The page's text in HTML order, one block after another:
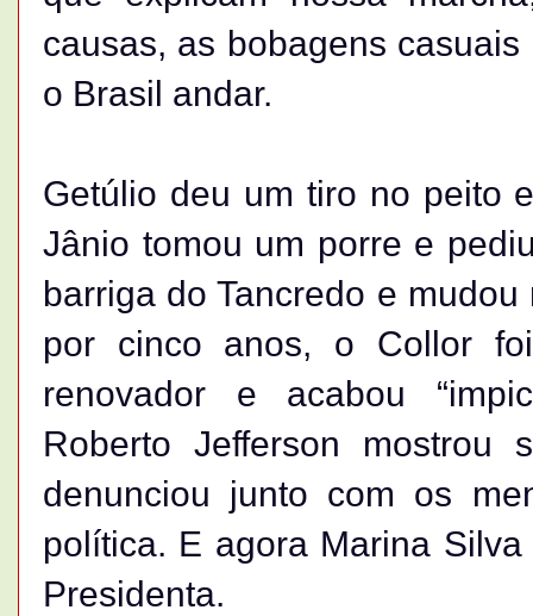
causas, as bobagens
o Brasil andar.
Getúlio deu um tiro no peito
Jânio tomou um porre e
barriga do Tancredo e
por cinco anos, o Collor
renovador e acabou
Roberto Jefferson mostrou
denunciou junto com os
política. E agora Marina
Presidenta.